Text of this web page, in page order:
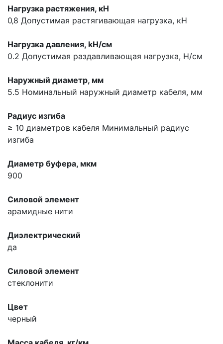
Нагрузка растяжения, кН
0‚8 Допустимая растягивающая нагрузка, кН
Нагрузка давления, kН/см
0.2 Допустимая раздавливающая нагрузка, Н/см
Наружный диаметр, мм
5.5 Номинальный наружный диаметр кабеля, мм
Радиус изгиба
≥ 10 диаметров кабеля Минимальный радиус
изгиба
Диаметр буфера, мкм
900
Силовой элемент
арамидные нити
Диэлектрический
да
Силовой элемент
стеклонити
Цвет
черный